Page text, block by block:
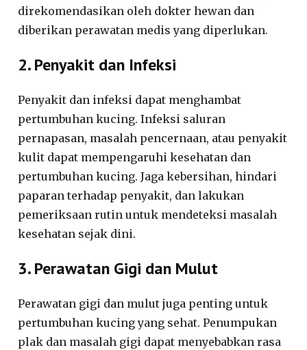
direkomendasikan oleh dokter hewan dan
diberikan perawatan medis yang diperlukan.
2. Penyakit dan Infeksi
Penyakit dan infeksi dapat menghambat
pertumbuhan kucing. Infeksi saluran
pernapasan, masalah pencernaan, atau penyakit
kulit dapat mempengaruhi kesehatan dan
pertumbuhan kucing. Jaga kebersihan, hindari
paparan terhadap penyakit, dan lakukan
pemeriksaan rutin untuk mendeteksi masalah
kesehatan sejak dini.
3. Perawatan Gigi dan Mulut
Perawatan gigi dan mulut juga penting untuk
pertumbuhan kucing yang sehat. Penumpukan
plak dan masalah gigi dapat menyebabkan rasa